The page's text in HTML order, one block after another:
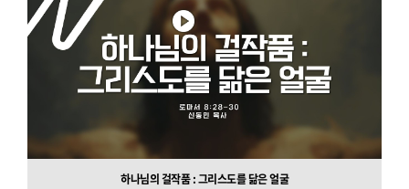
하나님의 걸작품 : 그리스도를 닮은 얼굴